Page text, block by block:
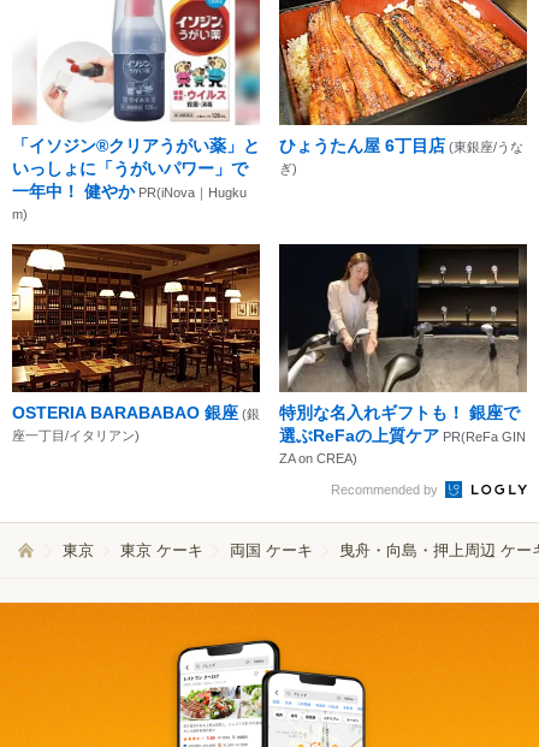
「イソジン®クリアうがい薬」と
いっしょに「うがいパワー」で
一年中！ 健やか PR(iNova｜Hugku
m)
ひょうたん屋 6丁目店 (東銀座/うな
ぎ)
OSTERIA BARABABAO 銀座 (銀
座一丁目/イタリアン)
特別な名入れギフトも！ 銀座で
選ぶReFaの上質ケア PR(ReFa GIN
ZA on CREA)
Recommended by
東京 東京 ケーキ 両国 ケーキ 曳舟・向島・押上周辺 ケー